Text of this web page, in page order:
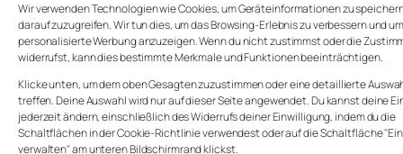
Wir verwenden Technologien wie Cookies, um Geräteinformationen zu
darauf zuzugreifen. Wir tun dies, um das Browsing-Erlebnis zu verbessern und
personalisierte Werbung anzuzeigen. Wenn du nicht zustimmst oder die
widerrufst, kann dies bestimmte Merkmale und Funktionen beeinträchtigen.
Klicke unten, um dem oben Gesagten zuzustimmen oder eine detaillierte
treffen. Deine Auswahl wird nur auf dieser Seite angewendet. Du kannst deine
jederzeit ändern, einschließlich des Widerrufs deiner Einwilligung, indem du die
Schaltflächen in der Cookie-Richtlinie verwendest oder auf die Schaltfläche
verwalten" am unteren Bildschirmrand klickst.
Abwarten Achtsamkeit Glück Jetzt
Psychologie